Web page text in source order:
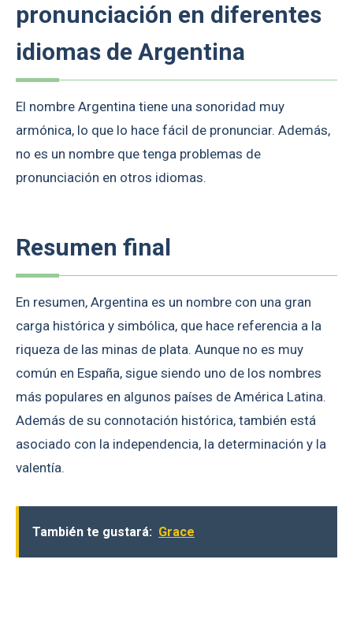
pronunciación en diferentes
idiomas de Argentina
El nombre Argentina tiene una sonoridad muy
armónica, lo que lo hace fácil de pronunciar. Además,
no es un nombre que tenga problemas de
pronunciación en otros idiomas.
Resumen final
En resumen, Argentina es un nombre con una gran
carga histórica y simbólica, que hace referencia a la
riqueza de las minas de plata. Aunque no es muy
común en España, sigue siendo uno de los nombres
más populares en algunos países de América Latina.
Además de su connotación histórica, también está
asociado con la independencia, la determinación y la
valentía.
También te gustará: Grace